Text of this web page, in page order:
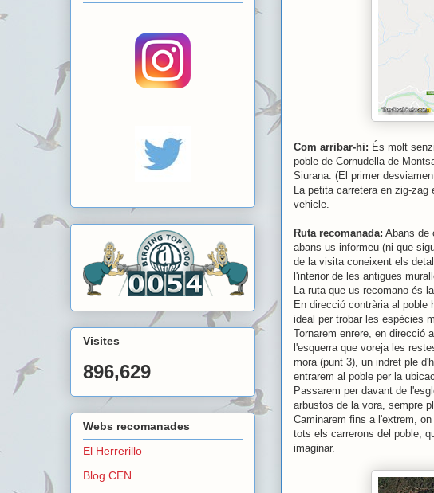
Com arribar-hi: És molt
poble de Cornudella de
Siurana. (El primer
La petita carretera en zig-
vehicle.
Ruta recomanada: Abans de
abans us informeu (ni que
de la visita coneixent els
l'interior de les antigues
La ruta que us recomano és
En direcció contrària al
ideal per trobar les espècies
Tornarem enrere, en direcció
l'esquerra que voreja les
mora (punt 3), un indret ple
entrarem al poble per la
Passarem per davant de
arbustos de la vora, sempre
Caminarem fins a l'extrem,
tots els carrerons del poble,
imaginar.
Visites
896,629
Webs recomanades
El Herrerillo
Blog CEN